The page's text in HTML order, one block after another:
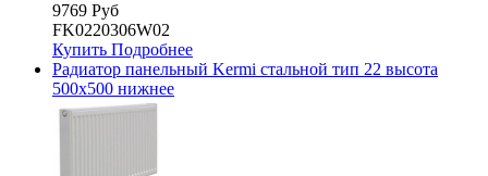
9769 Руб
FK0220306W02
Купить Подробнее
Радиатор панельный Kermi стальной тип 22 высота
500х500 нижнее